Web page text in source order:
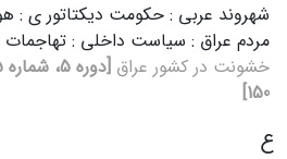
شهروند عربی : حکومت دیکتاتور ی
مردم عراق : سیاست داخلی :
خشونت‌ در کشور عراق‌
150]
ع